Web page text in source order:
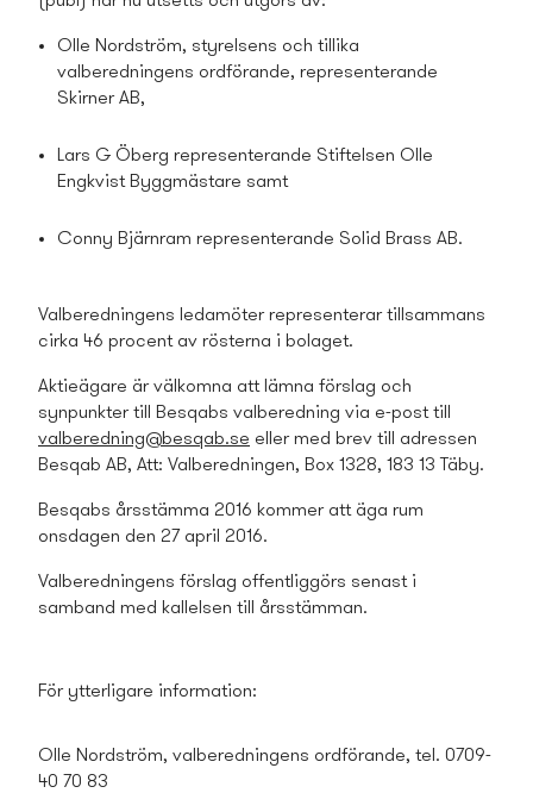
Olle Nordström, styrelsens och tillika
valberedningens ordförande, representerande
Skirner AB,
Lars G Öberg representerande Stiftelsen Olle
Engkvist Byggmästare samt
Conny Bjärnram representerande Solid Brass AB.
Valberedningens ledamöter representerar tillsamman­s
cirka 46 procent av rösterna i bolaget.
Aktieägare är välkomna att lämna förslag och
synpunkter till Besqabs valberedning via e-post till
valberedning@besqab.se eller med brev till adressen
Besqab AB, Att: Valberedningen, Box 1328, 183 13 Täby.
Besqabs årsstämma 2016 kommer att äga rum
onsdagen den 27 april 2016.
Valberedningens förslag offentliggörs senast i
samband med kallelsen till årsstämman.
För ytterligare information:
Olle Nordström, valberedningens ordförande, tel. 0709-
40 70 83